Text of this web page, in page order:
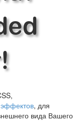
, для
вида Вашего